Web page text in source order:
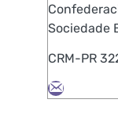
Sociedade
CRM-PR